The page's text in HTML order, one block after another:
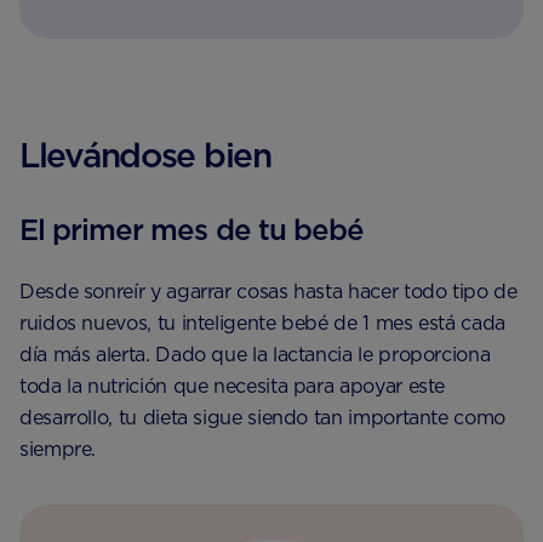
Llevándose bien
El primer mes de tu bebé
Desde sonreír y agarrar cosas hasta hacer todo tipo de
ruidos nuevos, tu inteligente bebé de 1 mes está cada
día más alerta. Dado que la lactancia le proporciona
toda la nutrición que necesita para apoyar este
desarrollo, tu dieta sigue siendo tan importante como
siempre.